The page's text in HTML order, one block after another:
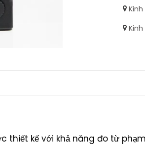
thiết kế với khả năng đo từ